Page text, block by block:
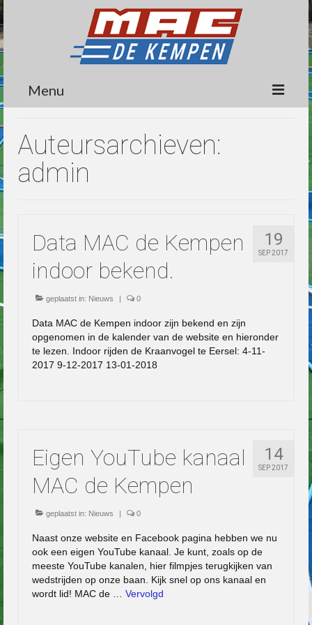
Menu
Nieuws
Lidmaatschap
Media
Informatie
Contact
Auteursarchieven:
admin
19
SEP 2017
Data MAC de Kempen
indoor bekend.
geplaatst in: Nieuws | 0
Data MAC de Kempen indoor zijn bekend en zijn
opgenomen in de kalender van de website en hieronder
te lezen. Indoor rijden de Kraanvogel te Eersel: 4-11-
2017 9-12-2017 13-01-2018
14
SEP 2017
Eigen YouTube kanaal
MAC de Kempen
geplaatst in: Nieuws | 0
Naast onze website en Facebook pagina hebben we nu
ook een eigen YouTube kanaal. Je kunt, zoals op de
meeste YouTube kanalen, hier filmpjes terugkijken van
wedstrijden op onze baan. Kijk snel op ons kanaal en
wordt lid! MAC de … Vervolgd